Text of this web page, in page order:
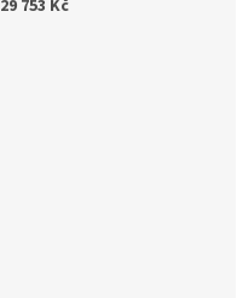
29 753 Kč